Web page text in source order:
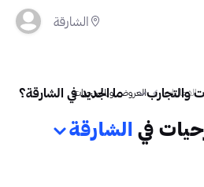
الشارقة
والتجارب ما الجديد في الشارقة؟ الفعاليات العروض والمسرحيات
في الشارقة